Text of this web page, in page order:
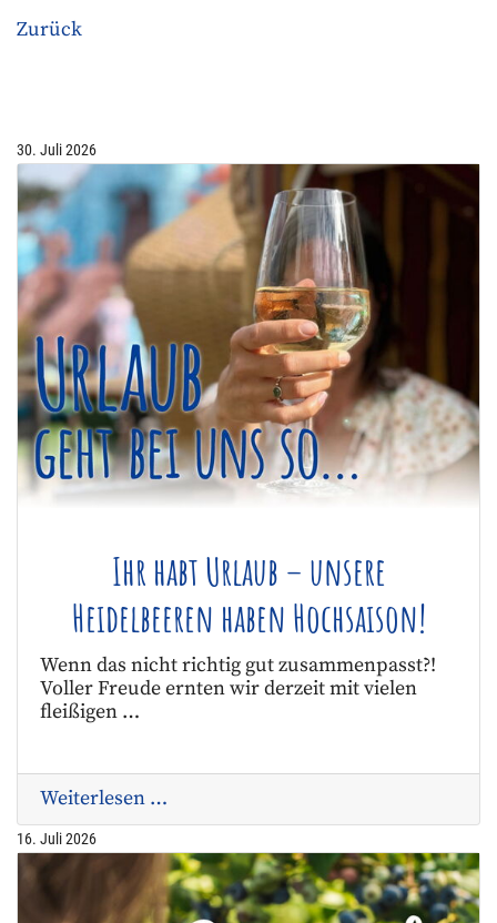
Zurück
30. Juli 2026
Ihr habt Urlaub – unsere
Heidelbeeren haben Hochsaison!
Wenn das nicht richtig gut zusammenpasst?!
Voller Freude ernten wir derzeit mit vielen
fleißigen …
Weiterlesen …
16. Juli 2026